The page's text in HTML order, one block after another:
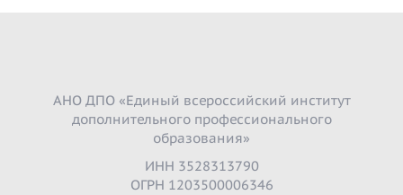
АНО ДПО «Единый всероссийский институт
дополнительного профессионального
образования»
ИНН 3528313790
ОГРН 1203500006346